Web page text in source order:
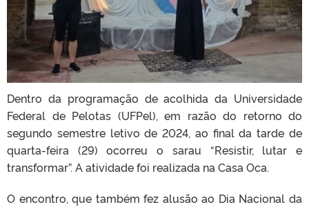
Dentro da programação de acolhida da Universidade
Federal de Pelotas (UFPel), em razão do retorno do
segundo semestre letivo de 2024, ao final da tarde de
quarta-feira (29) ocorreu o sarau “Resistir, lutar e
transformar”. A atividade foi realizada na Casa Oca.
O encontro, que também fez alusão ao Dia Nacional da